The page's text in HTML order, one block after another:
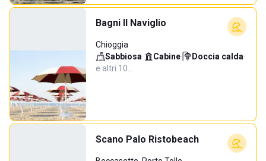
Bagni Il Naviglio
Chioggia
Sabbiosa· Cabine· Doccia calda·
e altri 10…
Scano Palo Ristobeach